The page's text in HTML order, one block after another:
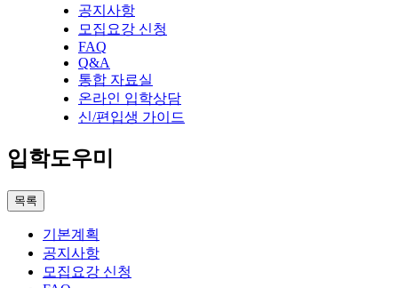
공지사항
모집요강 신청
FAQ
Q&A
통합 자료실
온라인 입학상담
신/편입생 가이드
입학도우미
목록
기본계획
공지사항
모집요강 신청